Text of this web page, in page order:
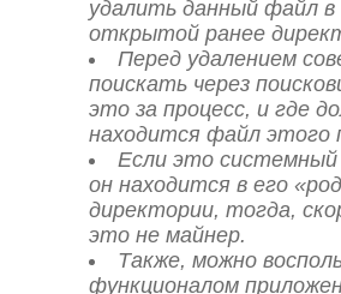
удалить данный файл в
открытой ранее
Перед удалением
поискать через
это за процесс, и где
находится файл этого
Если это
он находится в его
директории, тогда,
это не майнер.
Также, можно
функционалом